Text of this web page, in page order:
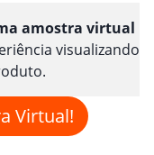
amostra virtual
visualizando
Virtual!